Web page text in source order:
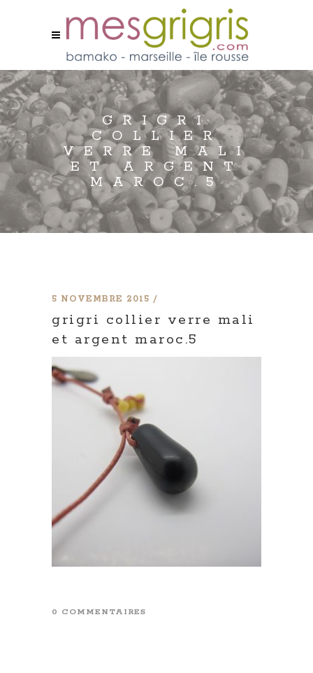
GRIGRI
COLLIER
VERRE MALI
ET ARGENT
MAROC.5
5 NOVEMBRE 2015
grigri collier verre mali
et argent maroc.5
0 COMMENTAIRES